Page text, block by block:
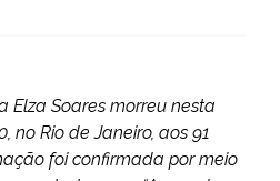
Elza Soares morreu nesta
no Rio de Janeiro, aos 91
foi confirmada por meio